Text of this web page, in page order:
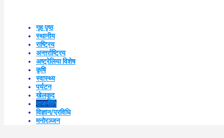
गृह पृष्ठ
स्थानीय
राष्ट्रिय
अन्तर्राष्ट्रिय
अष्ट्रेलिया विशेष
कृषि
स्वास्थ्य
पर्यटन
खेलकूद
राजनीति
विज्ञान/प्रविधि
मनोरञ्जन